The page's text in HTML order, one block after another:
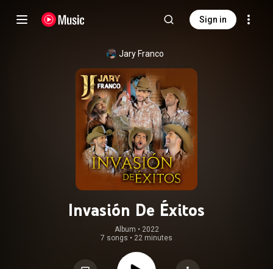
Sign in
Jary Franco
Invasión De Éxitos
Album • 2022
7 songs • 22 minutes